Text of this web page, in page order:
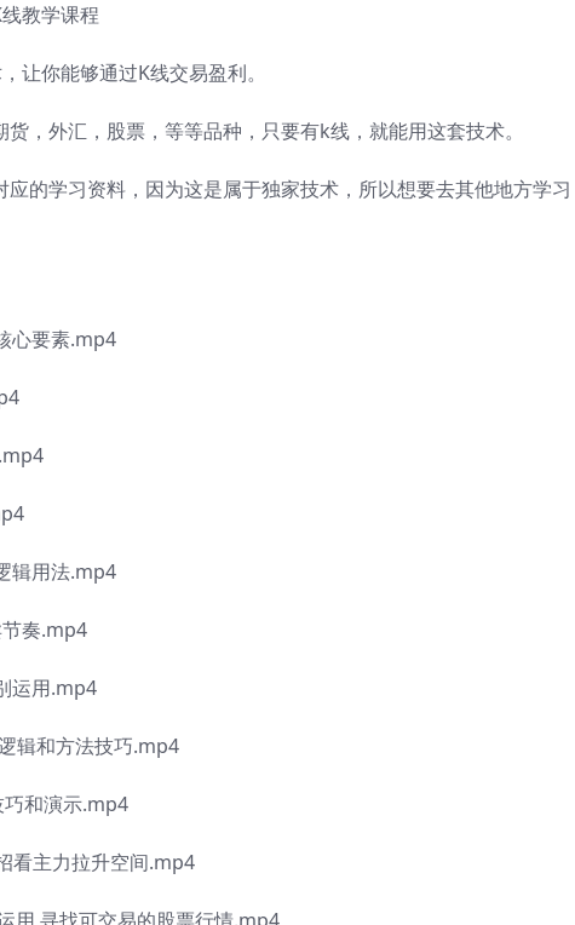
教学课程
让你能够通过K线交易盈利。
，外汇，股票，等等品种，只要有k线，就能用这套技术。
的学习资料，因为这是属于独家技术，所以想要去其他地方学习
心要素.mp4
辑用法.mp4
奏.mp4
运用.mp4
辑和方法技巧.mp4
巧和演示.mp4
看主力拉升空间.mp4